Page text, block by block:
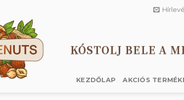
KÓSTOLJ BELE A
KEZDŐLAP AKCIÓS